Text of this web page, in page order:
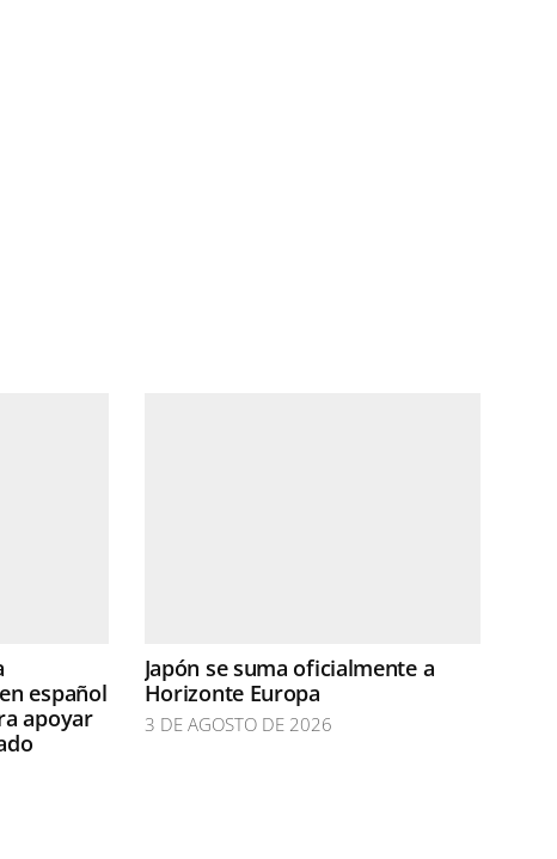
español
apoyar
Japón se suma oficialmente a
Horizonte Europa
3 DE AGOSTO DE 2026